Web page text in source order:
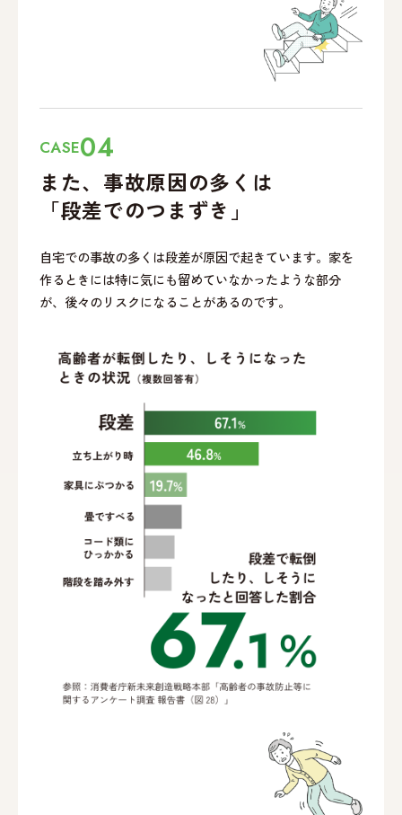
CASE04
また、事故原因の多くは
「段差でのつまずき」
自宅での事故の多くは段差が原因で起きています。家を
作るときには特に気にも留めていなかったような部分
が、後々のリスクになることがあるのです。